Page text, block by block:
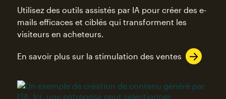
Utilisez des outils assistés par IA pour créer des e-
mails efficaces et ciblés qui transforment les
visiteurs en acheteurs.
En savoir plus sur la stimulation des ventes